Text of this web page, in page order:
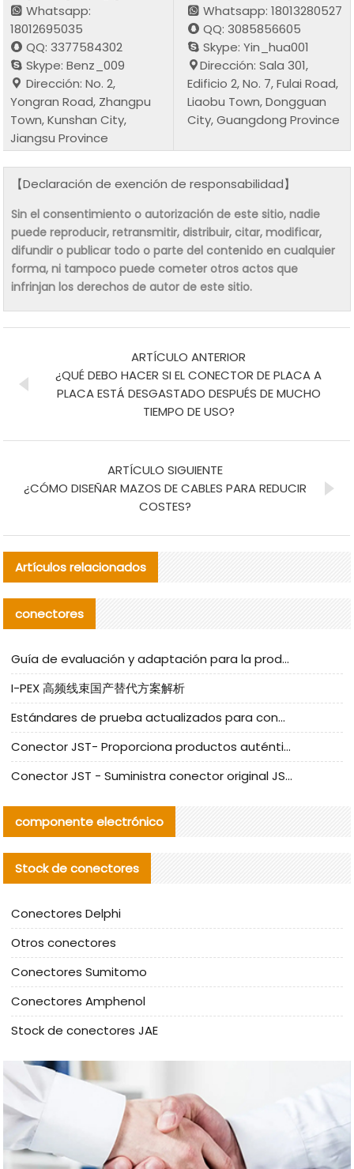
Whatsapp:
18012695035
QQ: 3377584302
Skype: Benz_009
Dirección: No. 2,
Yongran Road, Zhangpu
Town, Kunshan City,
Jiangsu Province
Whatsapp: 18013280527
QQ: 3085856605
Skype: Yin_hua001
Dirección: Sala 301,
Edificio 2, No. 7, Fulai Road,
Liaobu Town, Dongguan
City, Guangdong Province
【Declaración de exención de responsabilidad】
Sin el consentimiento o autorización de este sitio, nadie
puede reproducir, retransmitir, distribuir, citar, modificar,
difundir o publicar todo o parte del contenido en cualquier
forma, ni tampoco puede cometer otros actos que
infrinjan los derechos de autor de este sitio.
ARTÍCULO ANTERIOR
¿QUÉ DEBO HACER SI EL CONECTOR DE PLACA A
PLACA ESTÁ DESGASTADO DESPUÉS DE MUCHO
TIEMPO DE USO?
ARTÍCULO SIGUIENTE
¿CÓMO DISEÑAR MAZOS DE CABLES PARA REDUCIR
COSTES?
Artículos relacionados
conectores
Guía de evaluación y adaptación para la producción en serie de componentes de cables nacionales para CNC Tech
I-PEX 高频线束国产替代方案解析
Estándares de prueba actualizados para conectores nacionales bajo la referencia de CLIFF
Conector JST- Proporciona productos auténticos y alternativos del conector JST NSHR-02V-S
Conector JST - Suministra conector original JST GHR-09V-S | productos alternativos
componente electrónico
Stock de conectores
Conectores Delphi
Otros conectores
Conectores Sumitomo
Conectores Amphenol
Stock de conectores JAE